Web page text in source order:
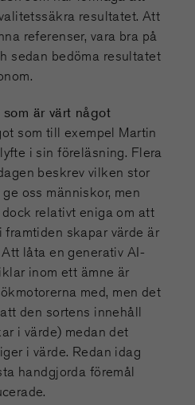
resultatet. Att
referenser, vara bra på
sedan bedöma resultatet
är värt något
som till exempel Martin
i sin föreläsning. Flera
beskrev vilken stor
oss människor, men
relativt eniga om att
framtiden skapar värde är
låta en generativ AI-
inom ett ämne är
med, men det
den sortens innehåll
i värde) medan det
i värde. Redan idag
handgjorda föremål